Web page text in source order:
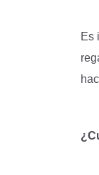
Es